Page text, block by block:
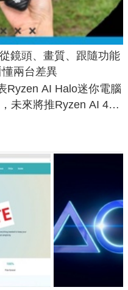
鏡頭、畫質、跟隨功能
兩台差異
Ryzen AI Halo迷你電腦
未來將推Ryzen AI 400